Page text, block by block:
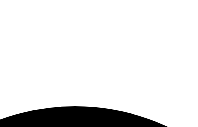
り替えができます。
、システム設定に従うモードから選択できます。